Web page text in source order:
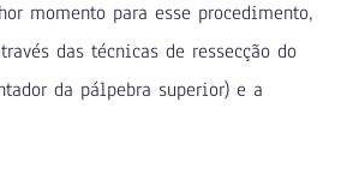
momento para esse procedimento,
das técnicas de ressecção do
da pálpebra superior) e a